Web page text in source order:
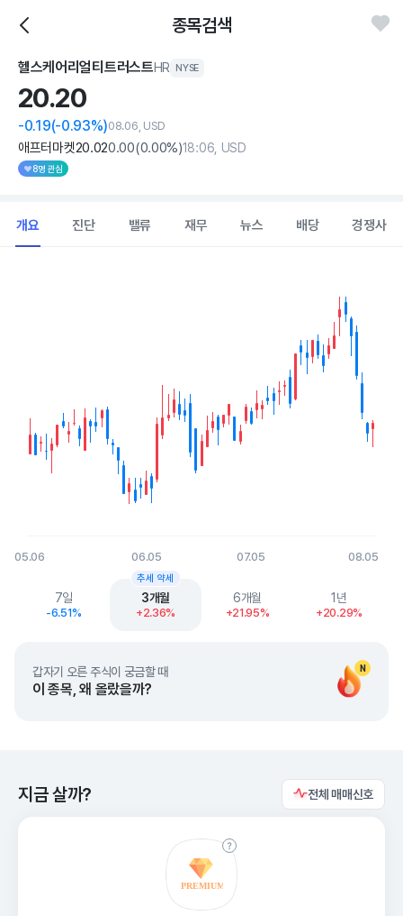
종목검색
헬스케어리얼티트러스트HR NYSE
20.20
-0.19(-0.93%)08.06, USD
애프터마켓20.020.00(0.00%)18:06, USD
8명 관심
개요 진단 밸류 재무 뉴스 배당 경쟁사
The chart has 1 X axis displaying Time. Data ranges from
The chart has 1 Y axis displaying values. Data ranges from
05.06 06.05 07.05 08.05
End of interactive chart.
7일
-6.51%
3개월
+2.36%
추세 약세
6개월
+21.95%
1년
+20.29%
N
갑자기 오른 주식이 궁금할 때
이 종목, 왜 올랐을까?
지금 살까? 전체 매매신호